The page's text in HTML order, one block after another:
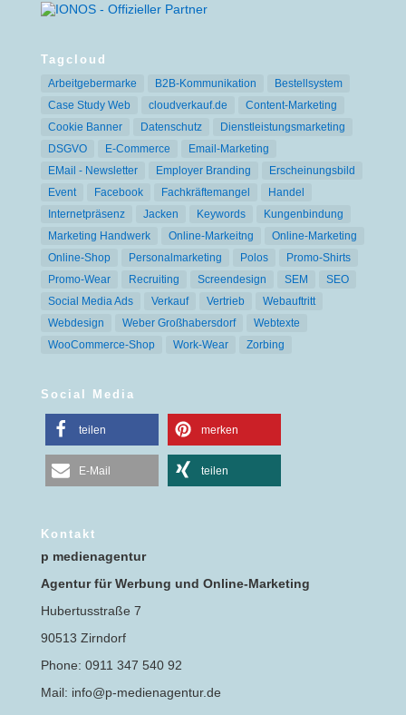
Tagcloud
Arbeitgebermarke B2B-Kommunikation
Bestellsystem
Case Study Web
cloudverkauf.de
Content-Marketing
Cookie Banner
Datenschutz
Dienstleistungsmarketing
DSGVO
E-Commerce
Email-Marketing
EMail - Newsletter
Employer Branding
Erscheinungsbild
Event
Facebook Fachkräftemangel
Handel
Internetpräsenz
Jacken Keywords
Kungenbindung
Marketing Handwerk
Online-Markeitng
Online-Marketing
Online-Shop
Personalmarketing Polos
Promo-Shirts
Promo-Wear
Recruiting Screendesign SEM
SEO
Social Media Ads
Verkauf Vertrieb
Webauftritt
Webdesign
Weber Großhabersdorf
Webtexte
WooCommerce-Shop
Work-Wear Zorbing
Social Media
teilen merken
E-Mail teilen
Kontakt
p medienagentur
Agentur für Werbung und Online-Marketing
Hubertusstraße 7
90513 Zirndorf
Phone: 0911 347 540 92
Mail: info@p-medienagentur.de